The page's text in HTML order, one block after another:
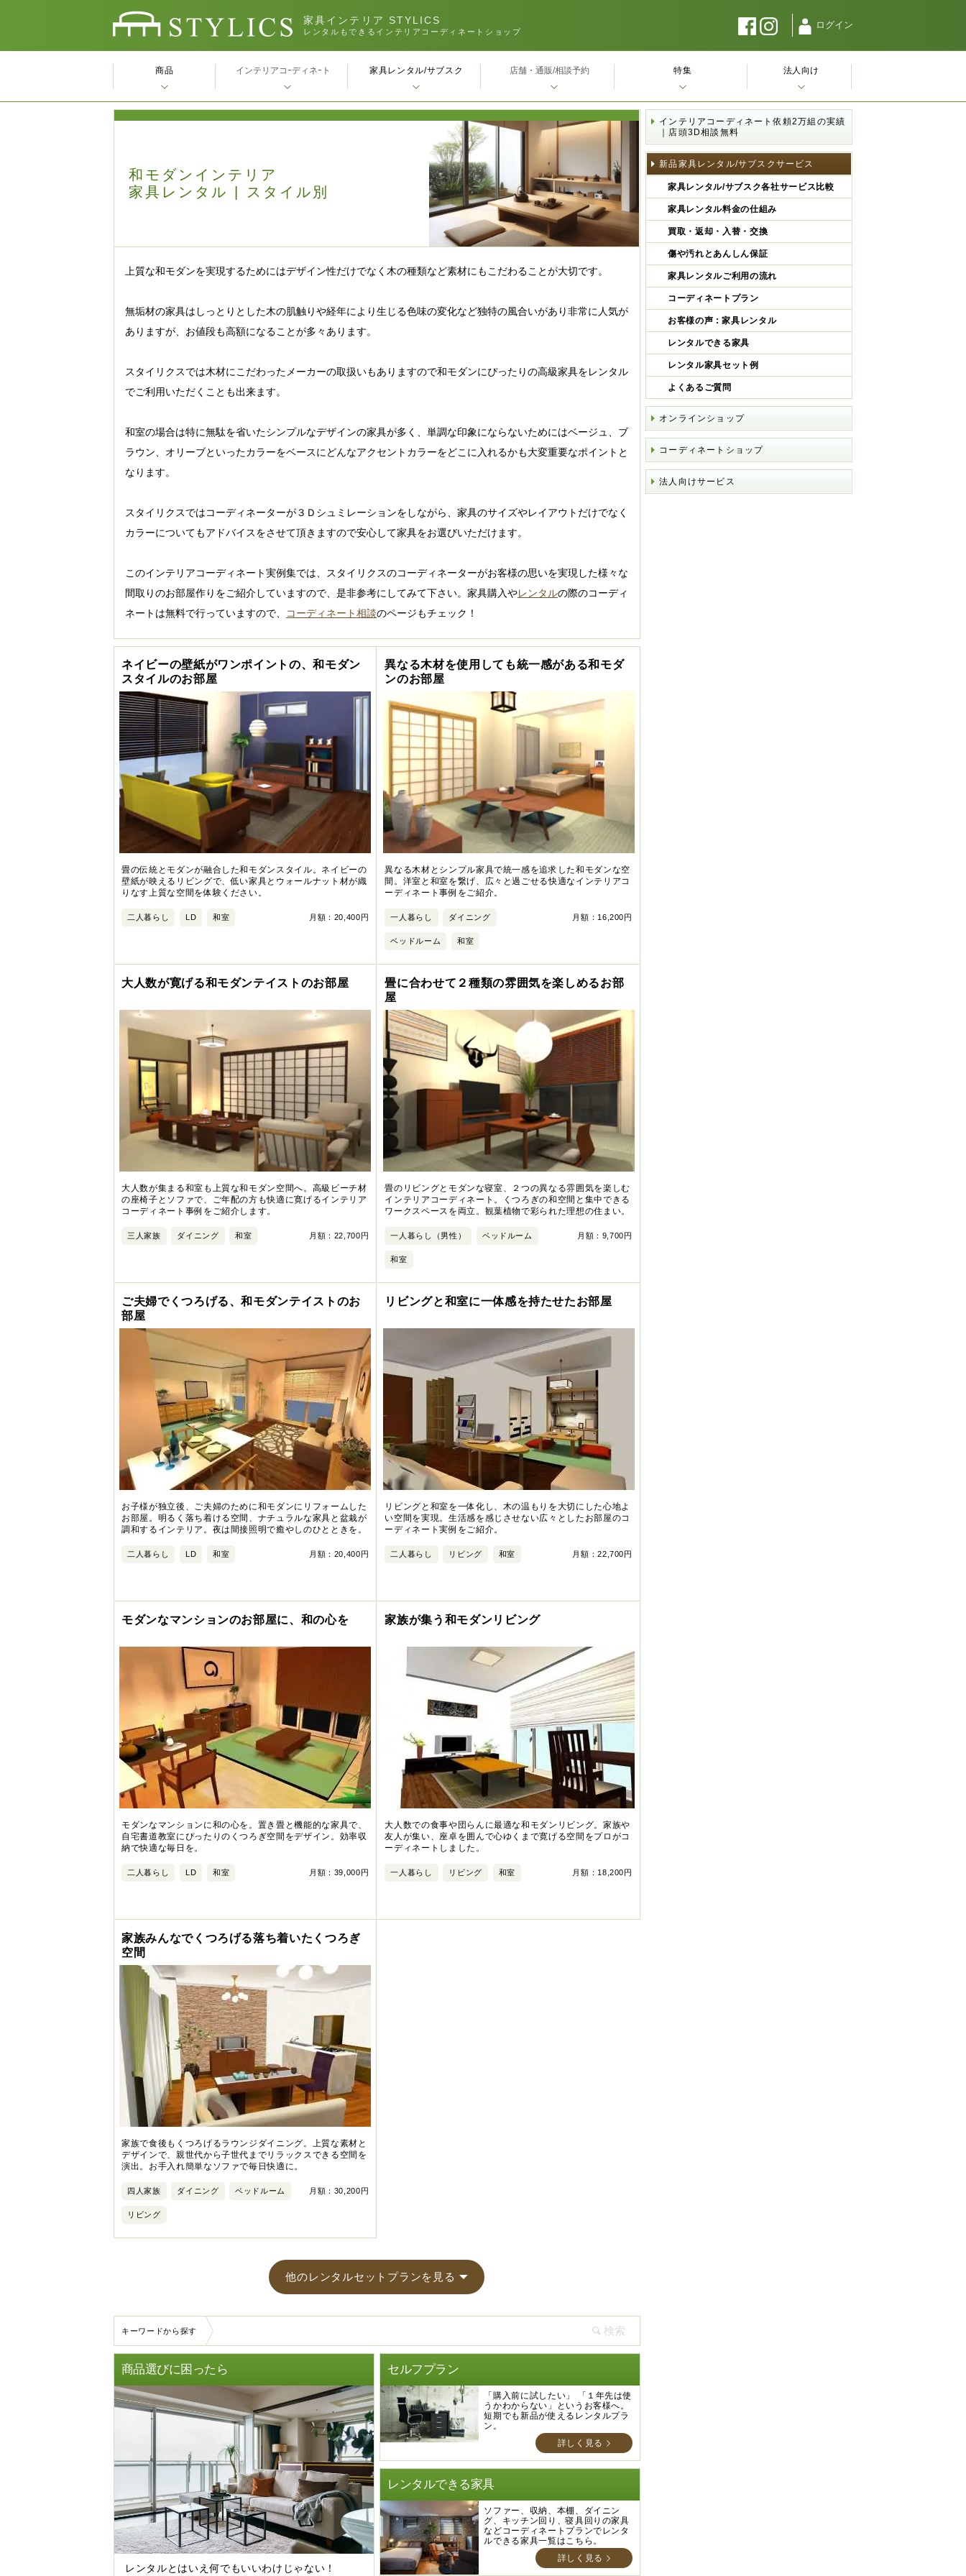
家具インテリア STYLICS
レンタルもできるインテリアコーディネートショップ
ログイン
和モダンインテリア
家具レンタル | スタイル別
上質な和モダンを実現するためにはデザイン性だけでなく木の種類など素材にもこだわることが大切です。
無垢材の家具はしっとりとした木の肌触りや経年により生じる色味の変化など独特の風合いがあり非常に人気が
ありますが、お値段も高額になることが多々あります。
スタイリクスでは木材にこだわったメーカーの取扱いもありますので和モダンにぴったりの高級家具をレンタル
でご利用いただくことも出来ます。
和室の場合は特に無駄を省いたシンプルなデザインの家具が多く、単調な印象にならないためにはベージュ、ブ
ラウン、オリーブといったカラーをベースにどんなアクセントカラーをどこに入れるかも大変重要なポイントと
なります。
スタイリクスではコーディネーターが３Ｄシュミレーションをしながら、家具のサイズやレイアウトだけでなく
カラーについてもアドバイスをさせて頂きますので安心して家具をお選びいただけます。
このインテリアコーディネート実例集では、スタイリクスのコーディネーターがお客様の思いを実現した様々な
間取りのお部屋作りをご紹介していますので、是非参考にしてみて下さい。家具購入やレンタルの際のコーディ
ネートは無料で行っていますので、
コーディネート相談のページもチェック！
ネイビーの壁紙がワンポイントの、和モダン
スタイルのお部屋
畳の伝統とモダンが融合した和モダンスタイル。ネイビーの
壁紙が映えるリビングで、低い家具とウォールナット材が織
りなす上質な空間を体験ください。
月額：20,400円
二人暮らし LD 和室
異なる木材を使用しても統一感がある和モダ
ンのお部屋
異なる木材とシンプル家具で統一感を追求した和モダンな空
間。洋室と和室を繋げ、広々と過ごせる快適なインテリアコ
ーディネート事例をご紹介。
月額：16,200円
一人暮らし ダイニング
ベッドルーム 和室
大人数が寛げる和モダンテイストのお部屋
大人数が集まる和室も上質な和モダン空間へ。高級ビーチ材
の座椅子とソファで、ご年配の方も快適に寛げるインテリア
コーディネート事例をご紹介します。
月額：22,700円
三人家族 ダイニング 和室
畳に合わせて２種類の雰囲気を楽しめるお部
屋
畳のリビングとモダンな寝室、２つの異なる雰囲気を楽しむ
インテリアコーディネート。くつろぎの和空間と集中できる
ワークスペースを両立。観葉植物で彩られた理想の住まい。
月額：9,700円
一人暮らし（男性） ベッドルーム
和室
ご夫婦でくつろげる、和モダンテイストのお
部屋
お子様が独立後、ご夫婦のために和モダンにリフォームした
お部屋。明るく落ち着ける空間、ナチュラルな家具と盆栽が
調和するインテリア。夜は間接照明で癒やしのひとときを。
月額：20,400円
二人暮らし LD 和室
リビングと和室に一体感を持たせたお部屋
リビングと和室を一体化し、木の温もりを大切にした心地よ
い空間を実現。生活感を感じさせない広々としたお部屋のコ
ーディネート実例をご紹介。
月額：22,700円
二人暮らし リビング 和室
モダンなマンションのお部屋に、和の心を
モダンなマンションに和の心を。置き畳と機能的な家具で、
自宅書道教室にぴったりのくつろぎ空間をデザイン。効率収
納で快適な毎日を。
月額：39,000円
二人暮らし LD 和室
家族が集う和モダンリビング
大人数での食事や団らんに最適な和モダンリビング。家族や
友人が集い、座卓を囲んで心ゆくまで寛げる空間をプロがコ
ーディネートしました。
月額：18,200円
一人暮らし リビング 和室
家族みんなでくつろげる落ち着いたくつろぎ
空間
家族で食後もくつろげるラウンジダイニング。上質な素材と
デザインで、親世代から子世代までリラックスできる空間を
演出。お手入れ簡単なソファで毎日快適に。
月額：30,200円
四人家族 ダイニング ベッドルーム
リビング
他のレンタルセットプランを見る
キーワードから探す
商品選びに困ったら
レンタルとはいえ何でもいいわけじゃない！
セルフプラン
「購入前に試したい」 「１年先は使
うかわからない」というお客様へ。
短期でも新品が使えるレンタルプラ
ン。
詳しく見る
レンタルできる家具
ソファー、収納、本棚、ダイニン
グ、キッチン回り、寝具回りの家具
などコーディネートプランでレンタ
ルできる家具一覧はこちら。
詳しく見る
インテリアコーディネート依頼2万組の実績
｜店頭3D相談無料
新品家具レンタル/サブスクサービス
家具レンタル/サブスク各社サービス比較
家具レンタル料金の仕組み
買取・返却・入替・交換
傷や汚れとあんしん保証
家具レンタルご利用の流れ
コーディネートプラン
お客様の声 : 家具レンタル
レンタルできる家具
レンタル家具セット例
よくあるご質問
オンラインショップ
コーディネートショップ
法人向けサービス
商品 インテリアコｰディネｰト 家具レンタル/サブスク 店舗・通販/相談予約 特集 法人向け